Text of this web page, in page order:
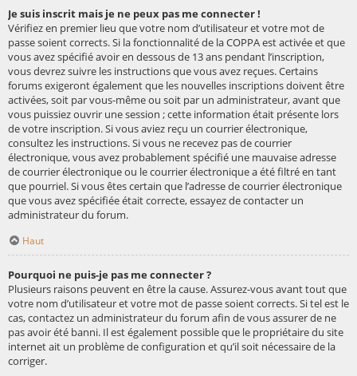
Je suis inscrit mais je ne peux pas me connecter !
Vérifiez en premier lieu que votre nom d’utilisateur et votre mot de
passe soient corrects. Si la fonctionnalité de la COPPA est activée et que
vous avez spécifié avoir en dessous de 13 ans pendant l’inscription,
vous devrez suivre les instructions que vous avez reçues. Certains
forums exigeront également que les nouvelles inscriptions doivent être
activées, soit par vous-même ou soit par un administrateur, avant que
vous puissiez ouvrir une session ; cette information était présente lors
de votre inscription. Si vous aviez reçu un courrier électronique,
consultez les instructions. Si vous ne recevez pas de courrier
électronique, vous avez probablement spécifié une mauvaise adresse
de courrier électronique ou le courrier électronique a été filtré en tant
que pourriel. Si vous êtes certain que l’adresse de courrier électronique
que vous avez spécifiée était correcte, essayez de contacter un
administrateur du forum.
Haut
Pourquoi ne puis-je pas me connecter ?
Plusieurs raisons peuvent en être la cause. Assurez-vous avant tout que
votre nom d’utilisateur et votre mot de passe soient corrects. Si tel est le
cas, contactez un administrateur du forum afin de vous assurer de ne
pas avoir été banni. Il est également possible que le propriétaire du site
internet ait un problème de configuration et qu’il soit nécessaire de la
corriger.